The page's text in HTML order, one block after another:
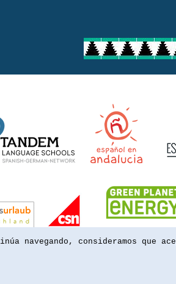
consideramos que